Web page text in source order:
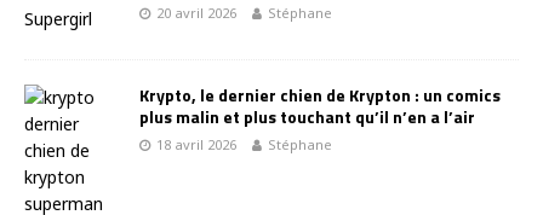
20 avril 2026 Stéphane
Krypto, le dernier chien de Krypton : un comics
plus malin et plus touchant qu’il n’en a l’air
18 avril 2026 Stéphane